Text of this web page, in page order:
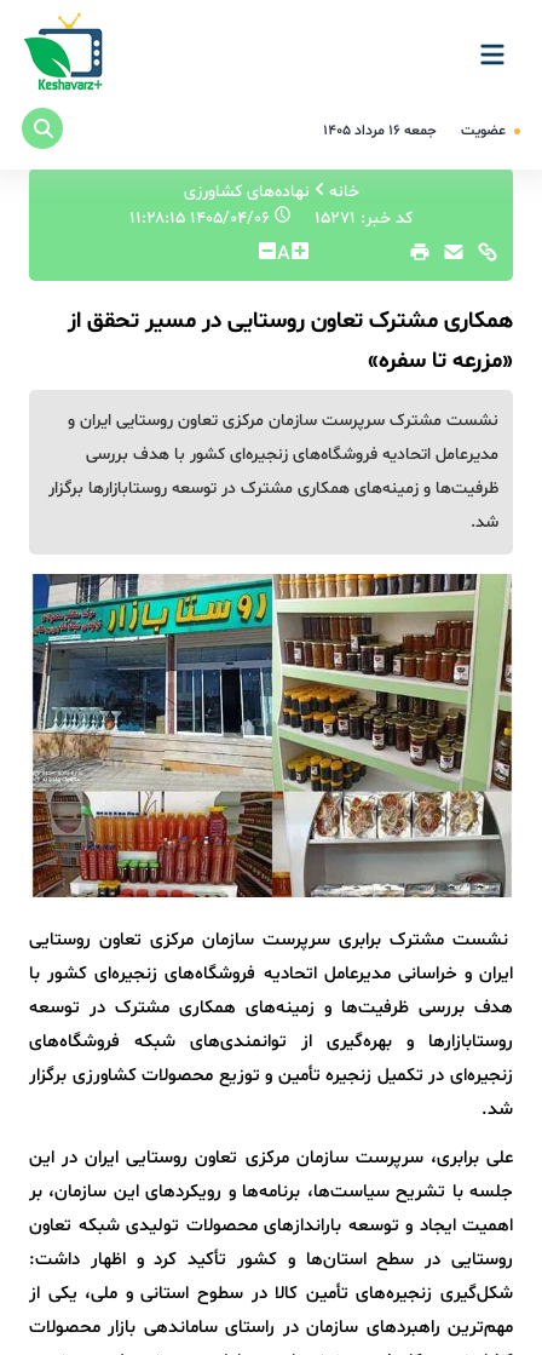
عضویت جمعه ۱۶ مرداد ۱۴۰۵
خانه
نهاده‌های کشاورزی
کد خبر: 15271
A
همکاری مشترک تعاون روستایی در مسیر تحقق از
«مزرعه تا سفره»
نشست مشترک سرپرست سازمان مرکزی تعاون روستایی ایران و
مدیرعامل اتحادیه فروشگاه‌های زنجیره‌ای کشور با هدف بررسی
ظرفیت‌ها و زمینه‌های همکاری مشترک در توسعه روستابازارها برگزار
شد.
نشست مشترک برابری سرپرست سازمان مرکزی تعاون روستایی
ایران و خراسانی مدیرعامل اتحادیه فروشگاه‌های زنجیره‌ای کشور با
هدف بررسی ظرفیت‌ها و زمینه‌های همکاری مشترک در توسعه
روستابازارها و بهره‌گیری از توانمندی‌های شبکه فروشگاه‌های
زنجیره‌ای در تکمیل زنجیره تأمین و توزیع محصولات کشاورزی برگزار
شد.
علی برابری، سرپرست سازمان مرکزی تعاون روستایی ایران در این
جلسه با تشریح سیاست‌ها، برنامه‌ها و رویکردهای این سازمان، بر
اهمیت ایجاد و توسعه باراندازهای محصولات تولیدی شبکه تعاون
روستایی در سطح استان‌ها و کشور تأکید کرد و اظهار داشت:
شکل‌گیری زنجیره‌های تأمین کالا در سطوح استانی و ملی، یکی از
مهم‌ترین راهبردهای سازمان در راستای ساماندهی بازار محصولات